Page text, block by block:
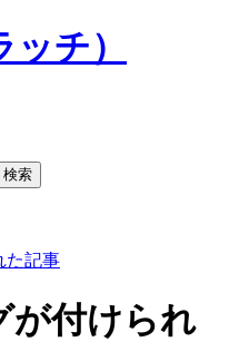
た記事
が付けられ